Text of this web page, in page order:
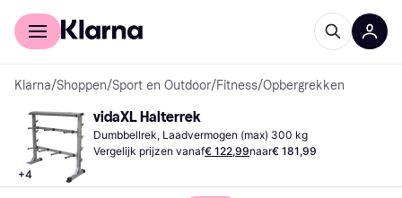
Voor shoppers
Klarna/Shoppen/Sport en Outdoor/Fitness/Opbergrekken
+4
vidaXL Halterrek
Dumbbellrek, Laadvermogen (max) 300 kg
Vergelijk prijzen vanaf€ 122,99naar€ 181,99